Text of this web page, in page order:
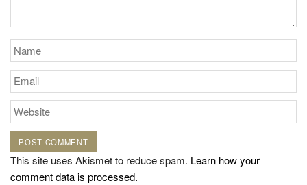
This site uses Akismet to reduce spam. Learn how your
comment data is processed.